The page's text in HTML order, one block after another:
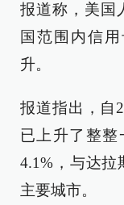
报道称，美国
国范围内信
升。
报道指出，自
已上升了整整
4.1%，与达
主要城市。